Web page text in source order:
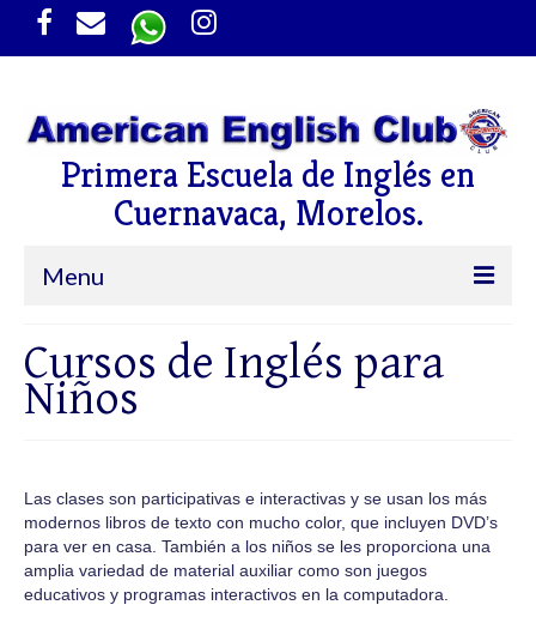
Primera Escuela de Inglés en
Cuernavaca, Morelos.
Menu
Cursos
Jóvenes y Adultos
Sabatinos Jóvenes/Adultos
SUMMER COURSE FPR BEGINNERS
(CURSO PARA ADOLESCENTES)
Cursos de Inglés para
Niños
Las clases son participativas e interactivas y se usan los más
modernos libros de texto con mucho color, que incluyen DVD’s
para ver en casa. También a los niños se les proporciona una
amplia variedad de material auxiliar como son juegos
educativos y programas interactivos en la computadora.